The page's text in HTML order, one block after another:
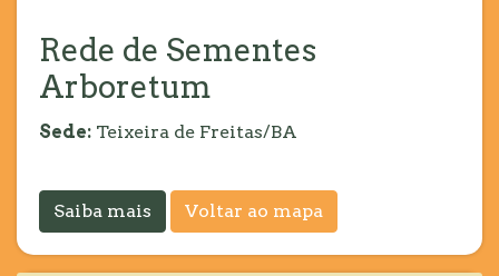
Rede de Sementes
Arboretum
Sede: Teixeira de Freitas/BA
Saiba mais Voltar ao mapa